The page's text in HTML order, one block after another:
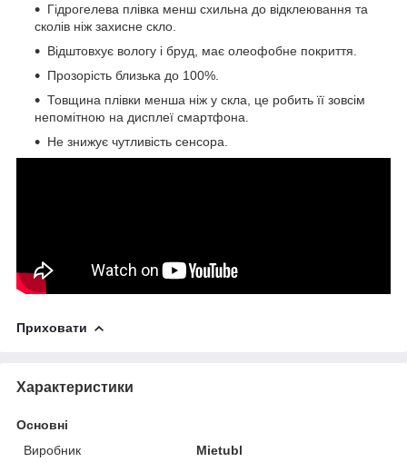
Гідрогелева плівка менш схильна до відклеювання та
сколів ніж захисне скло.
Відштовхує вологу і бруд, має олеофобне покриття.
Прозорість близька до 100%.
Товщина плівки менша ніж у скла, це робить її зовсім
непомітною на дисплеї смартфона.
Не знижує чутливість сенсора.
Приховати
Характеристики
Основні
Виробник
Mietubl